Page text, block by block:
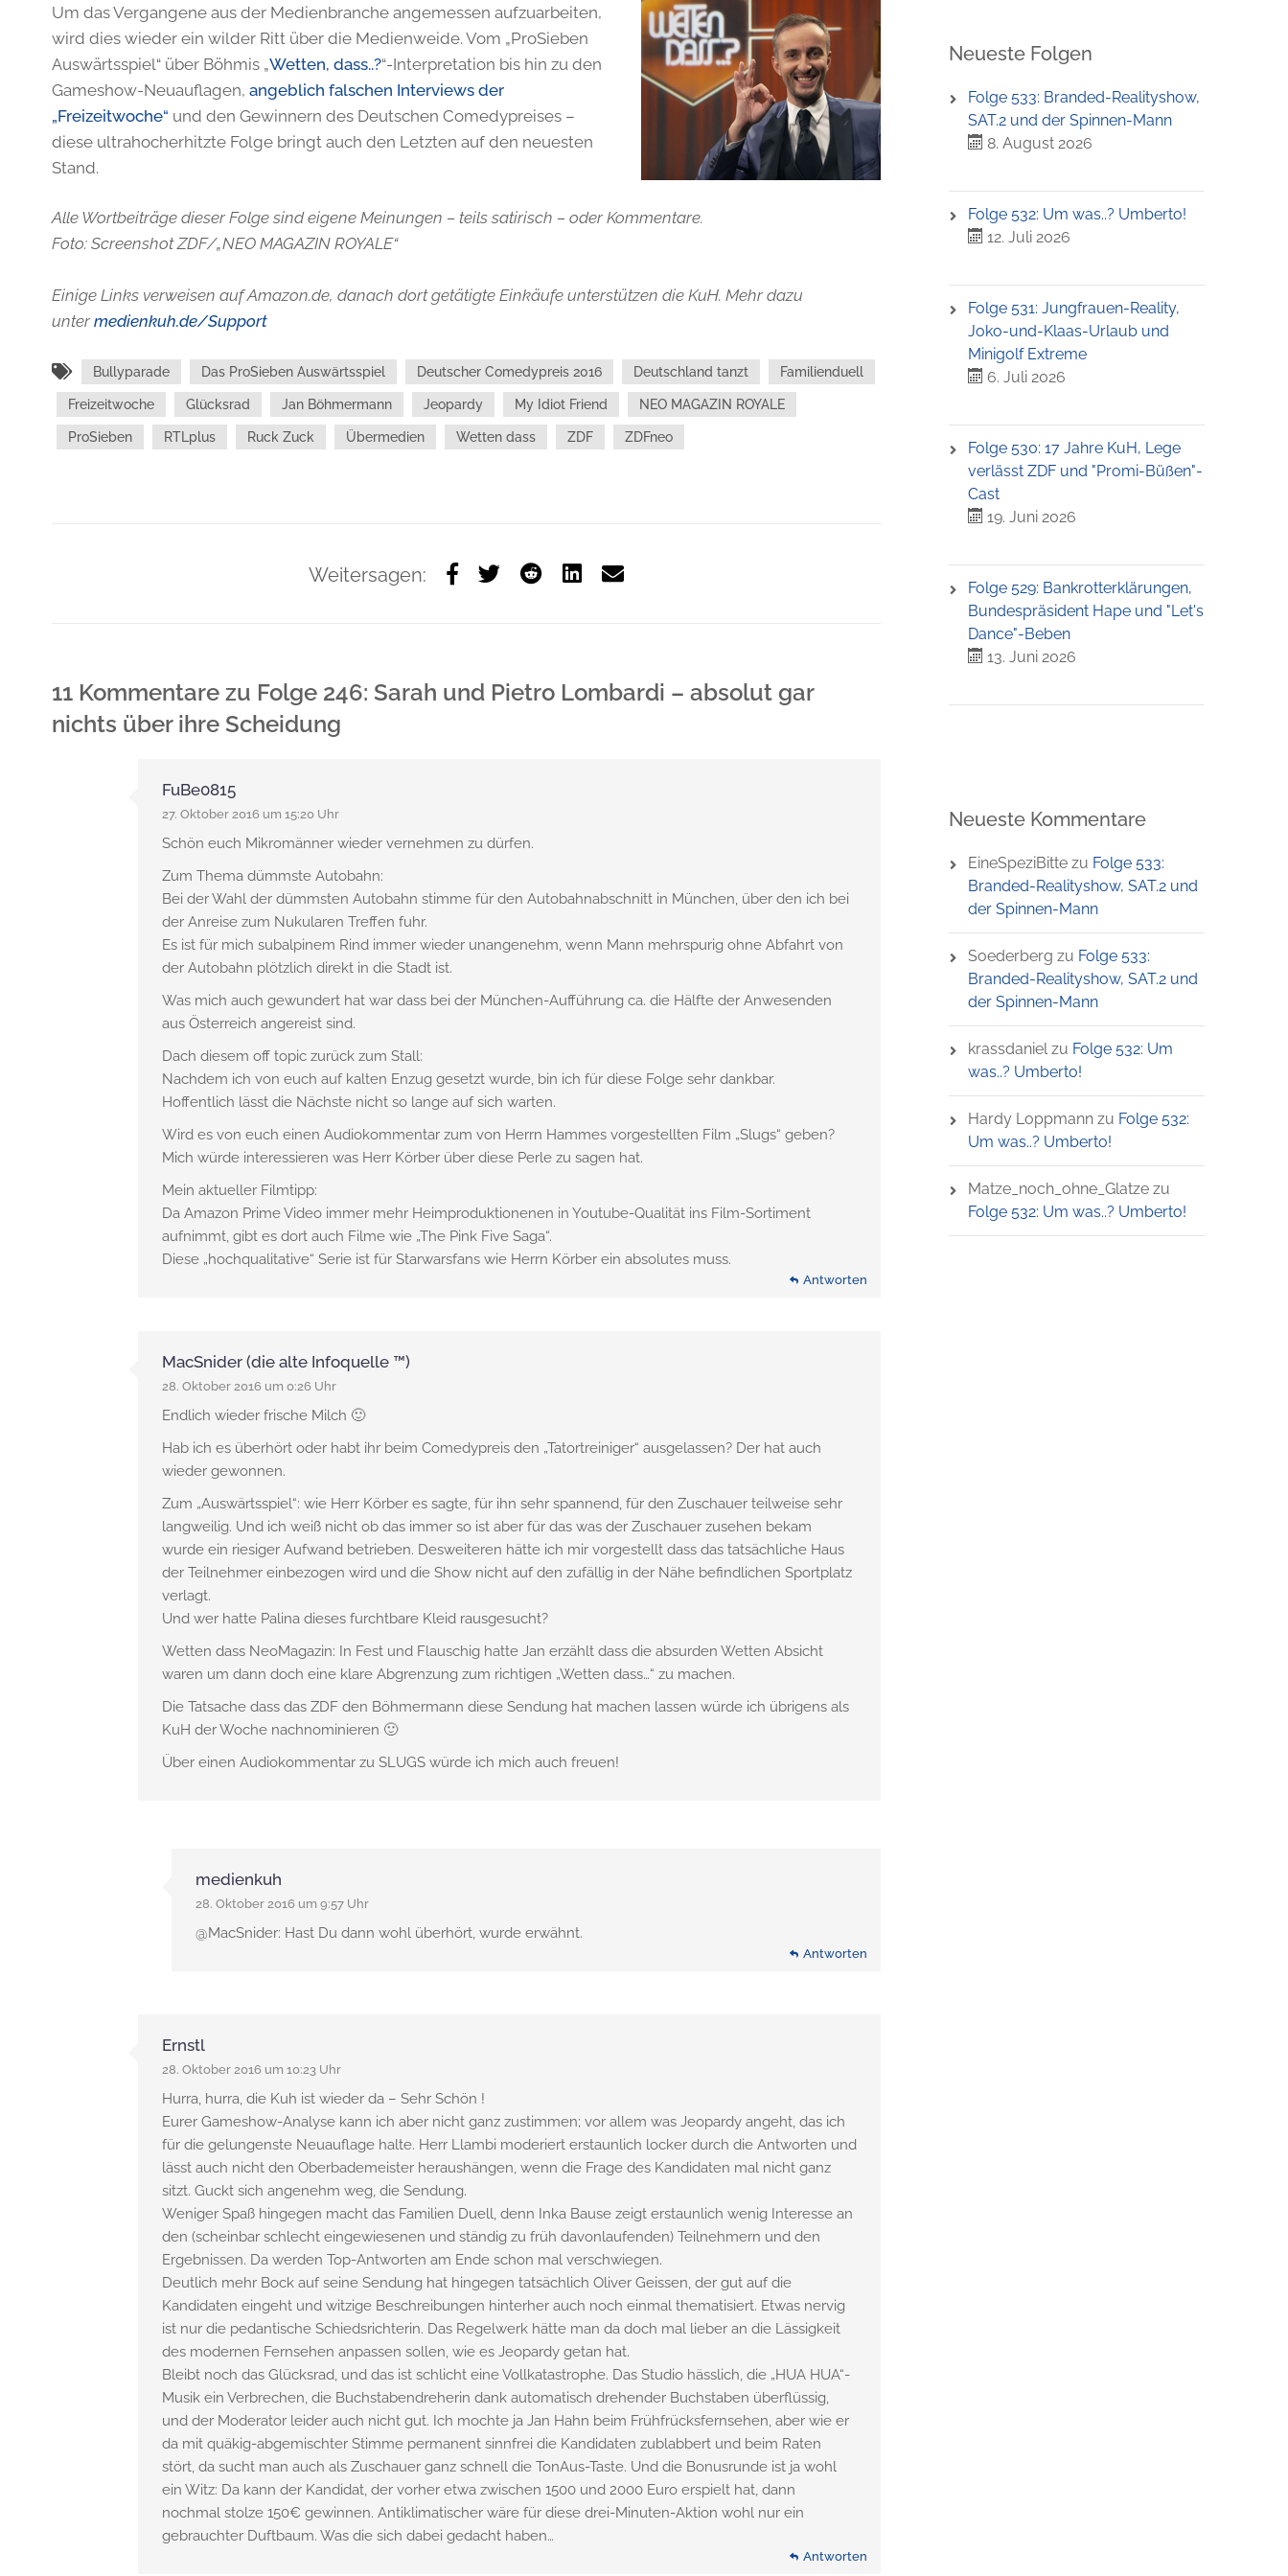
Um das Vergangene aus der Medienbranche angemessen aufzuarbeiten,
wird dies wieder ein wilder Ritt über die Medienweide. Vom „ProSieben
Auswärtsspiel“ über Böhmis „Wetten, dass..?“-Interpretation bis hin zu den
Gameshow-Neuauflagen, angeblich falschen Interviews der
„Freizeitwoche“ und den Gewinnern des Deutschen Comedypreises –
diese ultrahocherhitzte Folge bringt auch den Letzten auf den neuesten
Stand.
Alle Wortbeiträge dieser Folge sind eigene Meinungen – teils satirisch – oder Kommentare.
Foto: Screenshot ZDF/„NEO MAGAZIN ROYALE“
Einige Links verweisen auf Amazon.de, danach dort getätigte Einkäufe unterstützen die KuH. Mehr dazu
untermedienkuh.de/Support
Bullyparade Das ProSieben Auswärtsspiel Deutscher Comedypreis 2016 Deutschland tanzt Familienduell
Freizeitwoche Glücksrad Jan Böhmermann Jeopardy My Idiot Friend NEO MAGAZIN ROYALE
ProSieben RTLplus Ruck Zuck Übermedien Wetten dass ZDF ZDFneo
Weitersagen:
11 Kommentarezu Folge 246: Sarah und Pietro Lombardi – absolut gar
nichts über ihre Scheidung
FuBe0815
27. Oktober 2016 um 15:20 Uhr
Schön euch Mikromänner wieder vernehmen zu dürfen.
Zum Thema dümmste Autobahn:
Bei der Wahl der dümmsten Autobahn stimme für den Autobahnabschnitt in München, über den ich bei
der Anreise zum Nukularen Treffen fuhr.
Es ist für mich subalpinem Rind immer wieder unangenehm, wenn Mann mehrspurig ohne Abfahrt von
der Autobahn plötzlich direkt in die Stadt ist.
Was mich auch gewundert hat war dass bei der München-Aufführung ca. die Hälfte der Anwesenden
aus Österreich angereist sind.
Dach diesem off topic zurück zum Stall:
Nachdem ich von euch auf kalten Enzug gesetzt wurde, bin ich für diese Folge sehr dankbar.
Hoffentlich lässt die Nächste nicht so lange auf sich warten.
Wird es von euch einen Audiokommentar zum von Herrn Hammes vorgestellten Film „Slugs“ geben?
Mich würde interessieren was Herr Körber über diese Perle zu sagen hat.
Mein aktueller Filmtipp:
Da Amazon Prime Video immer mehr Heimproduktionenen in Youtube-Qualität ins Film-Sortiment
aufnimmt, gibt es dort auch Filme wie „The Pink Five Saga“.
Diese „hochqualitative“ Serie ist für Starwarsfans wie Herrn Körber ein absolutes muss.
Antworten
MacSnider (die alte Infoquelle ™)
28. Oktober 2016 um 0:26 Uhr
Endlich wieder frische Milch 🙂
Hab ich es überhört oder habt ihr beim Comedypreis den „Tatortreiniger“ ausgelassen? Der hat auch
wieder gewonnen.
Zum „Auswärtsspiel“: wie Herr Körber es sagte, für ihn sehr spannend, für den Zuschauer teilweise sehr
langweilig. Und ich weiß nicht ob das immer so ist aber für das was der Zuschauer zusehen bekam
wurde ein riesiger Aufwand betrieben. Desweiteren hätte ich mir vorgestellt dass das tatsächliche Haus
der Teilnehmer einbezogen wird und die Show nicht auf den zufällig in der Nähe befindlichen Sportplatz
verlagt.
Und wer hatte Palina dieses furchtbare Kleid rausgesucht?
Wetten dass NeoMagazin: In Fest und Flauschig hatte Jan erzählt dass die absurden Wetten Absicht
waren um dann doch eine klare Abgrenzung zum richtigen „Wetten dass…“ zu machen.
Die Tatsache dass das ZDF den Böhmermann diese Sendung hat machen lassen würde ich übrigens als
KuH der Woche nachnominieren 🙂
Über einen Audiokommentar zu SLUGS würde ich mich auch freuen!
medienkuh
28. Oktober 2016 um 9:57 Uhr
@MacSnider: Hast Du dann wohl überhört, wurde erwähnt.
Antworten
Ernstl
28. Oktober 2016 um 10:23 Uhr
Hurra, hurra, die Kuh ist wieder da – Sehr Schön !
Eurer Gameshow-Analyse kann ich aber nicht ganz zustimmen; vor allem was Jeopardy angeht, das ich
für die gelungenste Neuauflage halte. Herr Llambi moderiert erstaunlich locker durch die Antworten und
lässt auch nicht den Oberbademeister heraushängen, wenn die Frage des Kandidaten mal nicht ganz
sitzt. Guckt sich angenehm weg, die Sendung.
Weniger Spaß hingegen macht das Familien Duell, denn Inka Bause zeigt erstaunlich wenig Interesse an
den (scheinbar schlecht eingewiesenen und ständig zu früh davonlaufenden) Teilnehmern und den
Ergebnissen. Da werden Top-Antworten am Ende schon mal verschwiegen.
Deutlich mehr Bock auf seine Sendung hat hingegen tatsächlich Oliver Geissen, der gut auf die
Kandidaten eingeht und witzige Beschreibungen hinterher auch noch einmal thematisiert. Etwas nervig
ist nur die pedantische Schiedsrichterin. Das Regelwerk hätte man da doch mal lieber an die Lässigkeit
des modernen Fernsehen anpassen sollen, wie es Jeopardy getan hat.
Bleibt noch das Glücksrad, und das ist schlicht eine Vollkatastrophe. Das Studio hässlich, die „HUA HUA“-
Musik ein Verbrechen, die Buchstabendreherin dank automatisch drehender Buchstaben überflüssig,
und der Moderator leider auch nicht gut. Ich mochte ja Jan Hahn beim Frühfrücksfernsehen, aber wie er
da mit quäkig-abgemischter Stimme permanent sinnfrei die Kandidaten zublabbert und beim Raten
stört, da sucht man auch als Zuschauer ganz schnell die TonAus-Taste. Und die Bonusrunde ist ja wohl
ein Witz: Da kann der Kandidat, der vorher etwa zwischen 1500 und 2000 Euro erspielt hat, dann
nochmal stolze 150€ gewinnen. Antiklimatischer wäre für diese drei-Minuten-Aktion wohl nur ein
gebrauchter Duftbaum. Was die sich dabei gedacht haben…
Antworten
Neueste Folgen
Folge 533: Branded-Realityshow,
SAT.2 und der Spinnen-Mann
8. August 2026
Folge 532: Um was..? Umberto!
12. Juli 2026
Folge 531: Jungfrauen-Reality,
Joko-und-Klaas-Urlaub und
Minigolf Extreme
6. Juli 2026
Folge 530: 17 Jahre KuH, Lege
verlässt ZDF und "Promi-Büßen"-
Cast
19. Juni 2026
Folge 529: Bankrotterklärungen,
Bundespräsident Hape und "Let's
Dance"-Beben
13. Juni 2026
Neueste Kommentare
EineSpeziBittezu Folge 533:
Branded-Realityshow, SAT.2 und
der Spinnen-Mann
Soederberg zu Folge 533:
Branded-Realityshow, SAT.2 und
der Spinnen-Mann
krassdanielzu Folge 532: Um
was..? Umberto!
Hardy Loppmannzu Folge 532:
Um was..? Umberto!
Matze_noch_ohne_Glatzezu
Folge 532: Um was..? Umberto!